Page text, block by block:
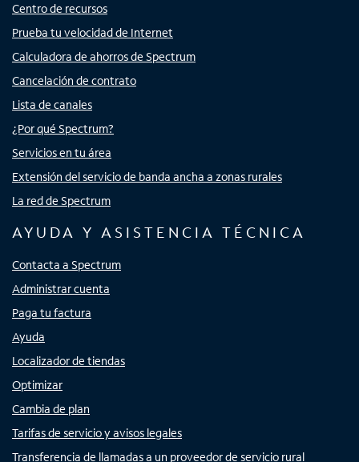
Centro de recursos
Prueba tu velocidad de Internet
Calculadora de ahorros de Spectrum
Cancelación de contrato
Lista de canales
¿Por qué Spectrum?
Servicios en tu área
Extensión del servicio de banda ancha a zonas rurales
La red de Spectrum
AYUDA Y ASISTENCIA TÉCNICA
Contacta a Spectrum
Administrar cuenta
Paga tu factura
Ayuda
Localizador de tiendas
Optimizar
Cambia de plan
Tarifas de servicio y avisos legales
Transferencia de llamadas a un proveedor de servicio rural